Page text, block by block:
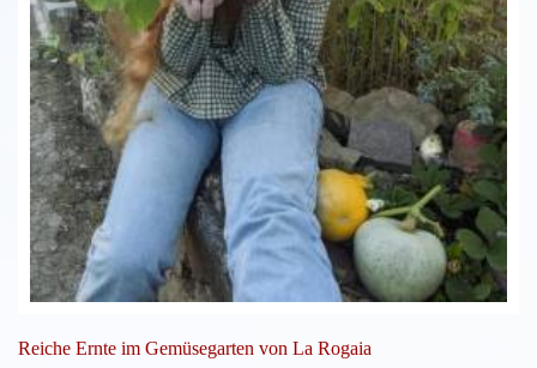
Reiche Ernte im Gemüsegarten von La Rogaia